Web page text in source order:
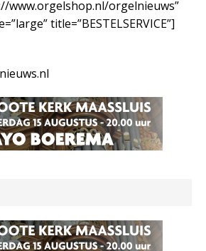
www.orgelshop.nl/orgelnieuws”
title=”BESTELSERVICE”]